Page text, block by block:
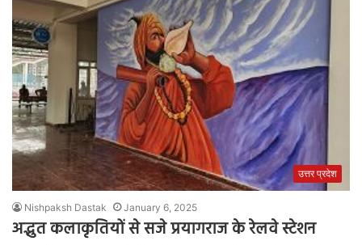
उत्तर प्रदेश
Nishpaksh Dastak January 6, 2025
अद्भुत कलाकृतियों से सजे प्रयागराज के रेलवे स्टेशन